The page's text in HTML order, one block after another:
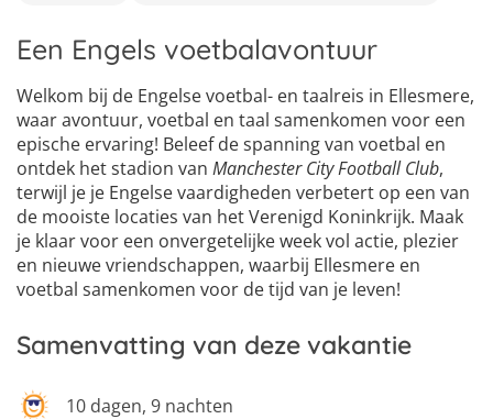
Een Engels voetbalavontuur
Welkom bij de Engelse voetbal- en taalreis in Ellesmere,
waar avontuur, voetbal en taal samenkomen voor een
epische ervaring! Beleef de spanning van voetbal en
ontdek het stadion van Manchester City Football Club,
terwijl je je Engelse vaardigheden verbetert op een van
de mooiste locaties van het Verenigd Koninkrijk. Maak
je klaar voor een onvergetelijke week vol actie, plezier
en nieuwe vriendschappen, waarbij Ellesmere en
voetbal samenkomen voor de tijd van je leven!
Samenvatting van deze vakantie
10 dagen, 9 nachten